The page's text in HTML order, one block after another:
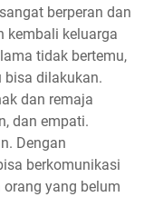
berperan dan
kembali keluarga
tidak bertemu,
bisa dilakukan.
dan remaja
dan empati.
Dengan
berkomunikasi
yang belum